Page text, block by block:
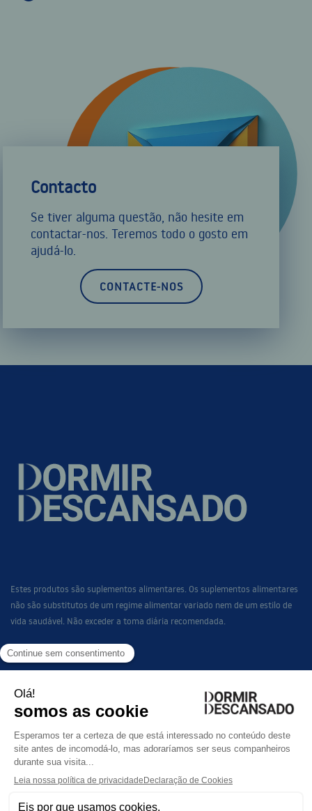
Contacto
Se tiver alguma questão, não hesite em
contactar-nos. Teremos todo o gosto em
ajudá-lo.
CONTACTE-NOS
Estes produtos são suplementos alimentares. Os suplementos alimentares
não são substitutos de um regime alimentar variado nem de um estilo de
vida saudável. Não exceder a toma diária recomendada.
LINKS
FAQ
TERMOS E CONDIÇÕES DE ACESSO E UTILIZAÇÃO